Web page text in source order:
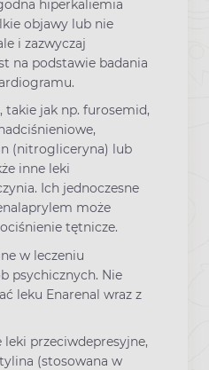
hiperkaliemia
objawy lub nie
i zazwyczaj
na podstawie badania
takie jak np. furosemid,
(nitrogliceryna) lub
inne leki
Ich jednoczesne
może
tętnicze.
w leczeniu
psychicznych. Nie
leku Enarenal wraz z
przeciwdepresyjne,
(stosowana w